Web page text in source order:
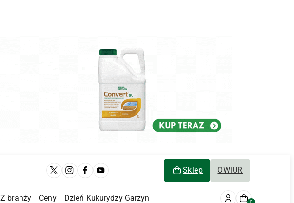
Sklep OWiUR
Z branży Ceny Dzień Kukurydzy Garzyn